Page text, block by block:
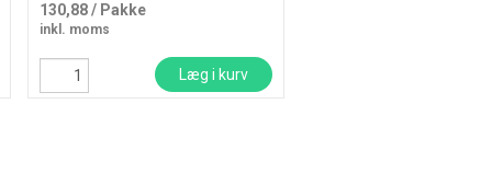
130,88/ Pakke
inkl. moms
Læg i kurv